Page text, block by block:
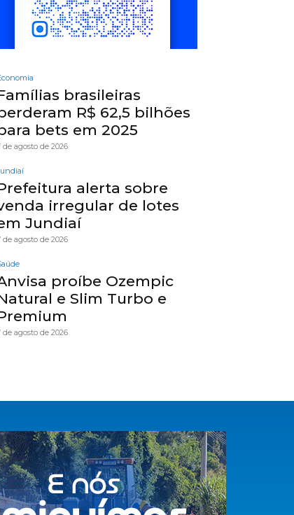
brasileiras
R$ 62,5 bilhões
bets em 2025
de agosto de 2026
alerta sobre
irregular de lotes
Jundiaí
de agosto de 2026
proíbe Ozempic
e Slim Turbo e
de agosto de 2026